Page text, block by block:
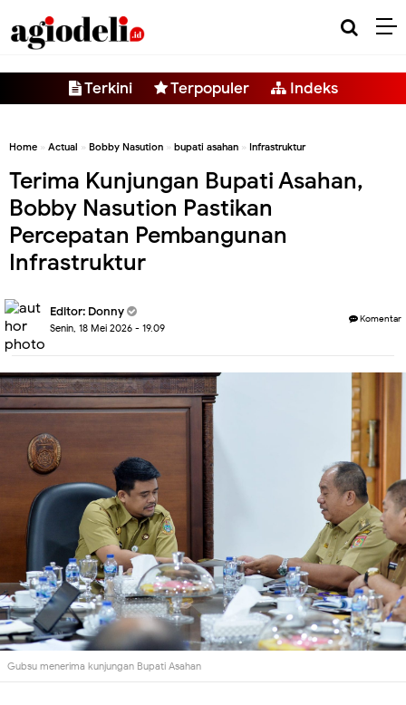
Terkini Terpopuler Indeks
Home » Actual » Bobby Nasution » bupati asahan » Infrastruktur
Terima Kunjungan Bupati Asahan,
Bobby Nasution Pastikan
Percepatan Pembangunan
Infrastruktur
Editor: Donny
Senin, 18 Mei 2026 - 19.09
Komentar
Gubsu menerima kunjungan Bupati Asahan